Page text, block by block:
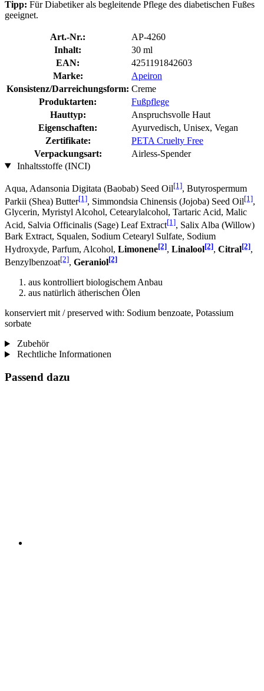
Tipp: Für Diabetiker als begleitende Pflege des diabetischen Fußes
geeignet.
Art.-Nr.:
AP-4260
Inhalt:
30 ml
EAN:
4251191842603
Marke:
Apeiron
Konsistenz/Darreichungsform: Creme
Produktarten:
Fußpflege
Hauttyp:
Anspruchsvolle Haut
Eigenschaften:
Ayurvedisch, Unisex, Vegan
Zertifikate:
PETA Cruelty Free
Verpackungsart:
Airless-Spender
Inhaltsstoffe (INCI)
Aqua, Adansonia Digitata (Baobab) Seed Oil[1], Butyrospermum
Parkii (Shea) Butter[1], Simmondsia Chinensis (Jojoba) Seed Oil[1],
Glycerin, Myristyl Alcohol, Cetearylalcohol, Tartaric Acid, Malic
Acid, Salvia Officinalis (Sage) Leaf Extract[1], Salix Alba (Willow)
Bark Extract, Squalen, Sodium Cetearyl Sulfate, Sodium
Hydroxyde, Parfum, Alcohol, Limonene[2], Linalool[2], Citral[2],
Benzylbenzoat[2], Geraniol[2]
aus kontrolliert biologischem Anbau
aus natürlich ätherischen Ölen
konserviert mit / preserved with: Sodium benzoate, Potassium
sorbate
Zubehör
Rechtliche Informationen
Passend dazu